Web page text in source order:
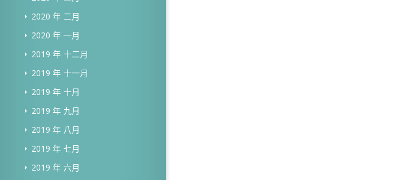
2020 年 二月
2020 年 一月
2019 年 十二月
2019 年 十一月
2019 年 十月
2019 年 九月
2019 年 八月
2019 年 七月
2019 年 六月